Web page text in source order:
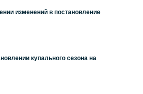
изменений в постановление
купального сезона на